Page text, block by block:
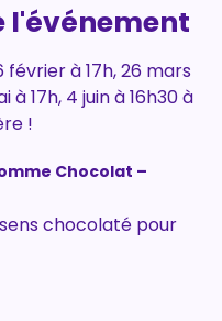
l'événement
février à 17h, 26 mars
à 17h, 4 juin à 16h30 à
!
Chocolat –
chocolaté pour